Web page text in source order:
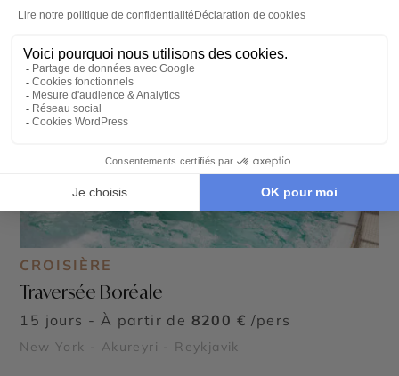
CROISIÈRE
Traversée Boréale
15 jours - À partir de 8200 € /pers
New York - Akureyri - Reykjavik